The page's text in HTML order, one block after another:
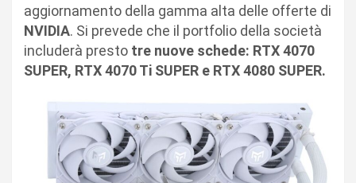
aggiornamento della gamma alta delle offerte di
NVIDIA. Si prevede che il portfolio della società
includerà presto tre nuove schede: RTX 4070
SUPER, RTX 4070 Ti SUPER e RTX 4080 SUPER.